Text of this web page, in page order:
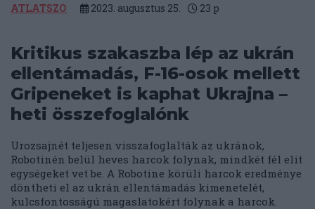
ATLATSZO 2023. augusztus 25. 23 p
Kritikus szakaszba lép az ukrán
ellentámadás, F-16-osok mellett
Gripeneket is kaphat Ukrajna –
heti összefoglalónk
Urozsajnét teljesen visszafoglalták az ukránok,
Robotinén belül heves harcok folynak, mindkét fél elit
egységeket vet be. A Robotine körüli harcok eredménye
döntheti el az ukrán ellentámadás kimenetelét,
kulcsfontosságú magaslatokért folynak a harcok.